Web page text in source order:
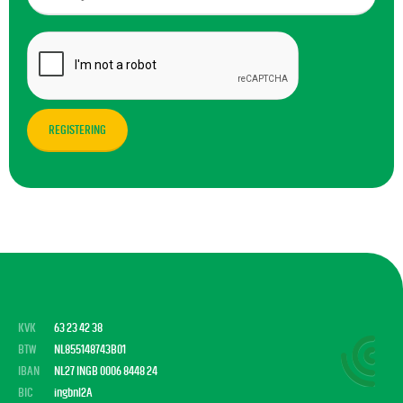
KVK
63 23 42 38
BTW
NL855148743B01
IBAN
NL27 INGB 0006 8448 24
BIC
ingbnl2A